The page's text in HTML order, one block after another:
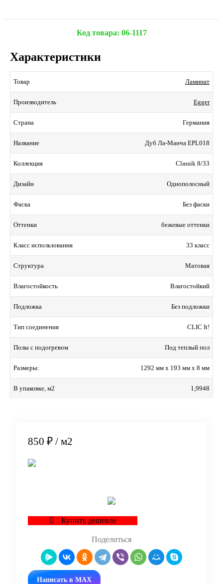
Код товара: 06-1117
Характеристики
Товар Ламинат
Производитель Egger
Страна Германия
Название Дуб Ла-Манча EPL018
Коллекция Classik 8/33
Дизайн Однополосный
Фаска Без фаски
Оттенки бежевые оттенки
Класс использования 33 класс
Структура Матовая
Влагостойкость Влагостойкий
Подложка Без подложки
Тип соединения CLIC It!
Полы с подогревом Под теплый пол
Размеры: 1292 мм x 193 мм x 8 мм
В упаковке, м2 1,9948
850 ₽ / м2
Купить дешевле
Поделиться
Написать в MAX